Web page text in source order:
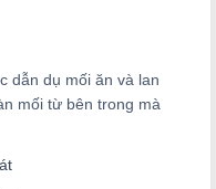
dẫn dụ mối ăn và lan
mối từ bên trong mà